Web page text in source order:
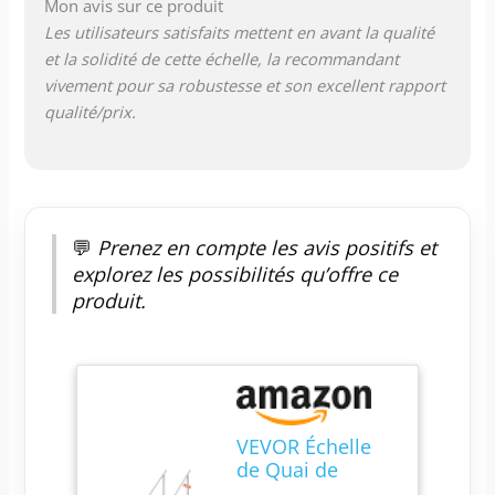
exigences de
profondeurs d'eau.
Les pieds de l’échelle
: Notre échelle de
quai est fabriquée en
surface par sablage.
Grâce à ces
caractéristiques,
cette échelle offre
une capacité de
charge de 226 kg,
Mon avis sur ce produit
Les utilisateurs satisfaits mettent en avant la qualité
et la solidité de cette échelle, la recommandant
vivement pour sa robustesse et son excellent rapport
qualité/prix.
💬 Prenez en compte les avis positifs et
explorez les possibilités qu’offre ce
produit.
VEVOR Échelle
de Quai de